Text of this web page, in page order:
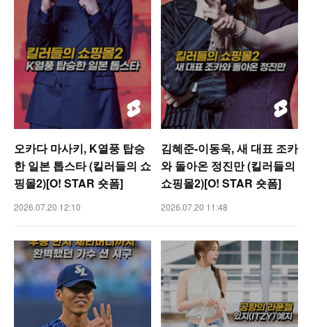
오카다 마사키, K열풍 탑승
한 일본 톱스타 (킬러들의 쇼
핑몰2)[O! STAR 숏폼]
2026.07.20 12:10
김혜준-이동욱, 새 대표 조카
와 돌아온 정진만 (킬러들의
쇼핑몰2)[O! STAR 숏폼]
2026.07.20 11:48